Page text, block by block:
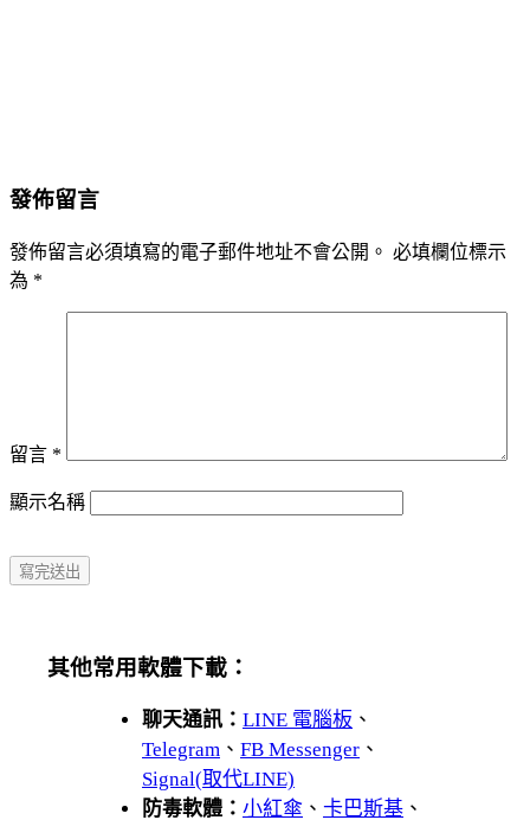
發佈留言
發佈留言必須填寫的電子郵件地址不會公開。 必填欄位標示
為 *
留言 *
顯示名稱
其他常用軟體下載：
聊天通訊： LINE 電腦板 、
Telegram 、 FB Messenger 、
Signal(取代LINE)
防毒軟體： 小紅傘 、 卡巴斯基 、